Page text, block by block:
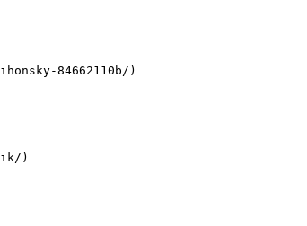
84662110b/)
)